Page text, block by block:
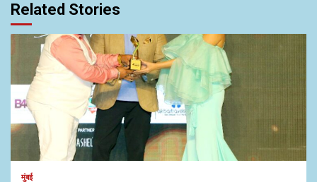
Related Stories
1 min read
मुंबई